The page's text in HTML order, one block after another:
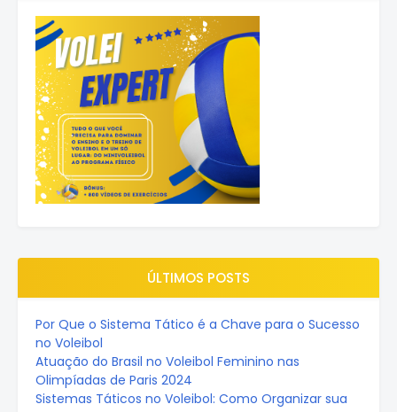
ÚLTIMOS POSTS
Por Que o Sistema Tático é a Chave para o Sucesso
no Voleibol
Atuação do Brasil no Voleibol Feminino nas
Olimpíadas de Paris 2024
Sistemas Táticos no Voleibol: Como Organizar sua